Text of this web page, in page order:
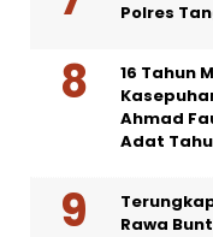
Polres
16 Tahun
Ahmad
Adat
Rawa